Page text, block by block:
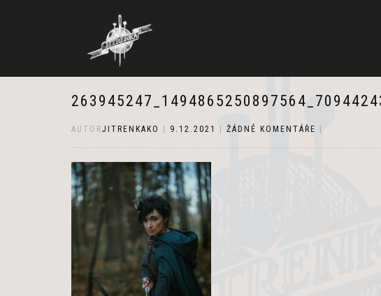
AUTORJITRENKAKO 9.12.2021 ŽÁDNÉ KOMENTÁŘE